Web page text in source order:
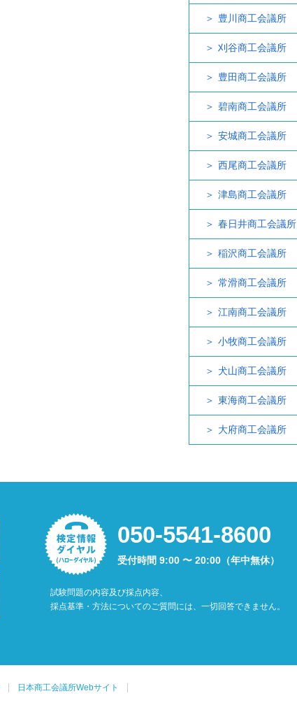
豊川商工会議所
刈谷商工会議所
豊田商工会議所
碧南商工会議所
安城商工会議所
西尾商工会議所
津島商工会議所
春日井商工会議所
稲沢商工会議所
常滑商工会議所
江南商工会議所
小牧商工会議所
犬山商工会議所
東海商工会議所
大府商工会議所
050-5541-8600
受付時間 9:00 〜 20:00（年中無休）
試験問題の内容及び採点内容、
採点基準・方法についてのご質問には、一切回答できません。
日本商工会議所Webサイト